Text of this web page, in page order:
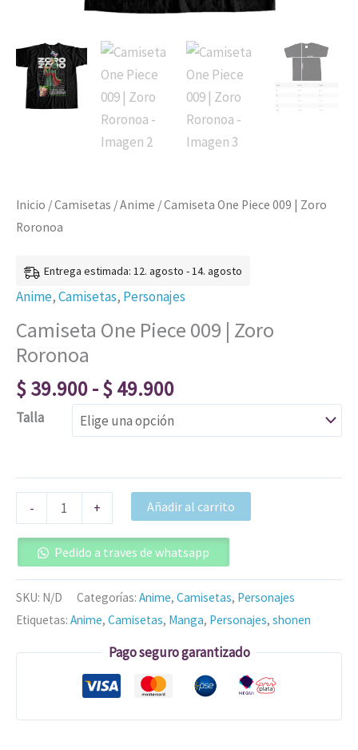
Inicio /Camisetas /Anime / Camiseta One Piece 009 | Zoro
Roronoa
Entrega estimada: 12. agosto - 14. agosto
Anime,Camisetas, Personajes
Camiseta One Piece 009 | Zoro
Roronoa
$39.900-$49.900
Talla
- + Añadir al carrito
Pedido a traves de whatsapp
SKU: N/D Categorías: Anime, Camisetas, Personajes
Etiquetas: Anime, Camisetas, Manga, Personajes, shonen
Pago seguro garantizado